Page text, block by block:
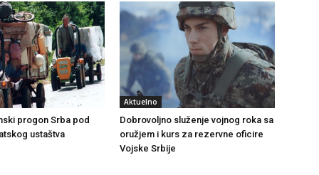
progon Srba pod
ustaštva
Aktuelno
Dobrovoljno služenje vojnog roka sa
oružjem i kurs za rezervne oficire
Vojske Srbije